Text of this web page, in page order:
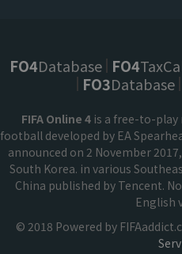
FO4Database FO4
FO3Database
FIFA Online 4 is a free-to-
football developed by EA
announced on 2 November
South Korea. in various
China published by Tencent.
English
© 2018 Powered by